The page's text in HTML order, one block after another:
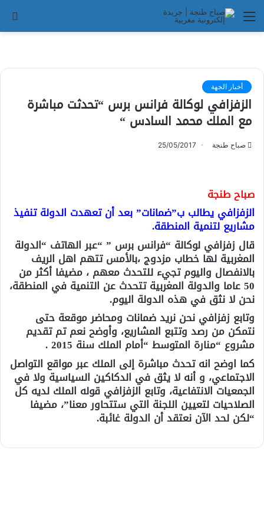
القائمة
أخبار الجهة
الزفزافي لوكالة فرانس برس “تحدثت مباشرة
مع الملك محمد السادس “
صباح طنجة 25/05/2017
صباح طنجة
الزفزافي يطالب ب”ضمانات” بعد أن تعهدت الدولة تنفيذ
مشاريع لتنمية المنطقة.
قال زفزافي لوكالة “فرانس برس ” “عبر الهاتف “الدولة
المغربية لها خطاب مزدوج ،بالأمس تتهم اهل الريف
بالانفصال واليوم تجيء للتحدث معهم ، مضيفا أكثر من
50 عاما والدولة المغربية تتحدث عن التنمية في المنطقة،
نحن لا نثق في هذه الدولة اليوم.
وتابع زفزافي نحن نريد ضمانات ومحاضر موقعة حتى
نتمكن من رصد وتتبع المشاريع، وأوضح نعم تم تقديم
مشروع “منارة المتوسط “أمام الملك سنة 2015 .
كما اوضح انه تحدث مباشرة إلى الملك عبر مواقع التواصل
الاجتماعي، و أنه لا يثق في الدكاكين السياسية ولا في
الجمعيات الانتفاعية، وتابع الزفزافي قوله الملك لديه كل
الصلاحيات لتعيين اللجنة التي ستتحاور معنا”، مضيفا
“لكن لحد الآن نعتقد أن الدولة غائبة.